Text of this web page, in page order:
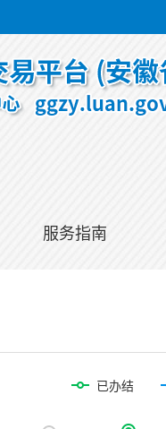
服务指南
已办结